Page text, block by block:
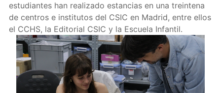
estudiantes han realizado estancias en una treintena
de centros e institutos del CSIC en Madrid, entre ellos
el CCHS, la Editorial CSIC y la Escuela Infantil.